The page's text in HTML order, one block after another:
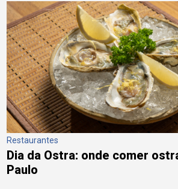
Restaurantes
Dia da Ostra: onde comer
Paulo